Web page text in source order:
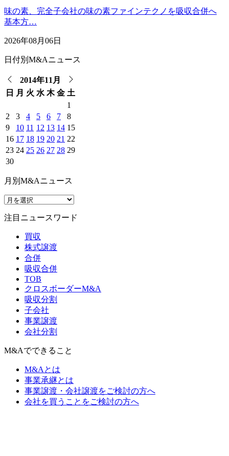
味の素、完全子会社の味の素ファインテクノを吸収合併へ
基本方…
2026年08月06日
日付別M&Aニュース
2014年11月
日
月 火 水 木 金 土
1
2
3 4 5 6 7
8
9
10 11 12 13 14 15
16 17 18 19 20 21 22
23 24 25 26 27 28 29
30
月別M&Aニュース
注目ニュースワード
買収
株式譲渡
合併
吸収合併
TOB
クロスボーダーM&A
吸収分割
子会社
事業譲渡
会社分割
M&Aでできること
M&Aとは
事業承継とは
事業譲渡・会社譲渡をご検討の方へ
会社を買うことをご検討の方へ